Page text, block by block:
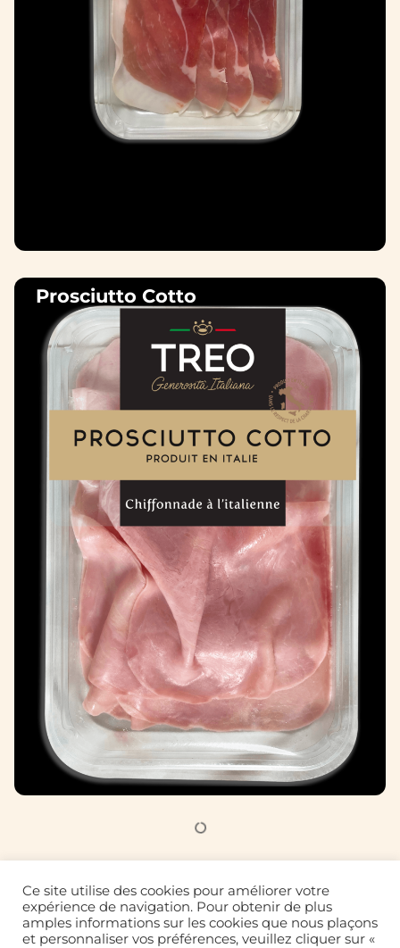
Prosciutto Cotto
Ce site utilise des cookies pour améliorer votre
expérience de navigation. Pour obtenir de plus
amples informations sur les cookies que nous plaçons
et personnaliser vos préférences, veuillez cliquer sur «